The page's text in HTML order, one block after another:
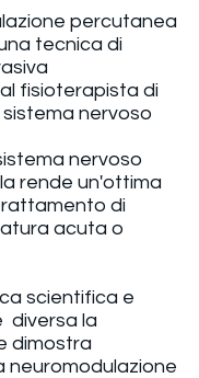
percutanea
tecnica di
fisioterapista di
nervoso
nervoso
rende un'ottima
di
acuta o
scientifica e
diversa la
dimostra
neuromodulazione